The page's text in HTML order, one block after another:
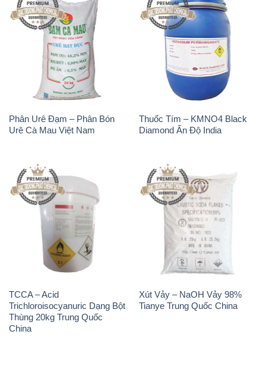
Phân Urê Đạm – Phân Bón
Urê Cà Mau Việt Nam
Thuốc Tím – KMNO4 Black
Diamond Ấn Độ India
TCCA – Acid
Trichloroisocyanuric Dạng Bột
Thùng 20kg Trung Quốc
China
Xút Vảy – NaOH Vảy 98%
Tianye Trung Quốc China